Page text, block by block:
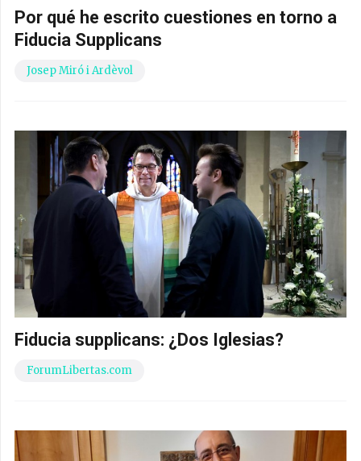
Por qué he escrito cuestiones en torno a
Fiducia Supplicans
Josep Miró i Ardèvol
Fiducia supplicans: ¿Dos Iglesias?
ForumLibertas.com